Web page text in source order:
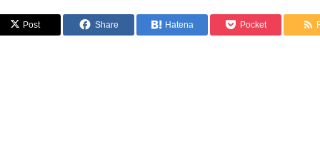
Post Share Hatena Pocket